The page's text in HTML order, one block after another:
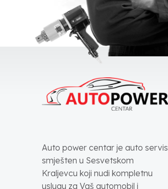
Auto power centar je auto servis
smješten u Sesvetskom
Kraljevcu koji nudi kompletnu
uslugu za Vaš automobil i